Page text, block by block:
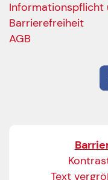
Informationspflicht
Barrierefreiheit
AGB
Text